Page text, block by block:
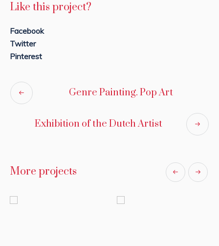
Like this project?
Facebook
Twitter
Pinterest
Genre Painting. Pop Art
Exhibition of the Dutch Artist
More projects